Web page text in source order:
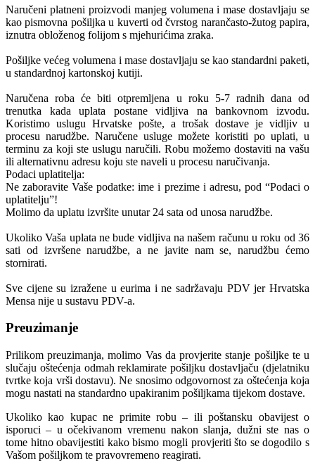
Naručeni platneni proizvodi manjeg volumena i mase dostavljaju se
kao pismovna pošiljka u kuverti od čvrstog narančasto-žutog papira,
iznutra obloženog folijom s mjehurićima zraka.
Pošiljke većeg volumena i mase dostavljaju se kao standardni paketi,
u standardnoj kartonskoj kutiji.
Naručena roba će biti otpremljena u roku 5-7 radnih dana od
trenutka kada uplata postane vidljiva na bankovnom izvodu.
Koristimo uslugu Hrvatske pošte, a trošak dostave je vidljiv u
procesu narudžbe. Naručene usluge možete koristiti po uplati, u
terminu za koji ste uslugu naručili. Robu možemo dostaviti na vašu
ili alternativnu adresu koju ste naveli u procesu naručivanja.
Podaci uplatitelja:
Ne zaboravite Vaše podatke: ime i prezime i adresu, pod “Podaci o
uplatitelju”!
Molimo da uplatu izvršite unutar 24 sata od unosa narudžbe.
Ukoliko Vaša uplata ne bude vidljiva na našem računu u roku od 36
sati od izvršene narudžbe, a ne javite nam se, narudžbu ćemo
stornirati.
Sve cijene su izražene u eurima i ne sadržavaju PDV jer Hrvatska
Mensa nije u sustavu PDV-a.
Preuzimanje
Prilikom preuzimanja, molimo Vas da provjerite stanje pošiljke te u
slučaju oštećenja odmah reklamirate pošiljku dostavljaču (djelatniku
tvrtke koja vrši dostavu). Ne snosimo odgovornost za oštećenja koja
mogu nastati na standardno upakiranim pošiljkama tijekom dostave.
Ukoliko kao kupac ne primite robu – ili poštansku obavijest o
isporuci – u očekivanom vremenu nakon slanja, dužni ste nas o
tome hitno obavijestiti kako bismo mogli provjeriti što se dogodilo s
Vašom pošiljkom te pravovremeno reagirati.